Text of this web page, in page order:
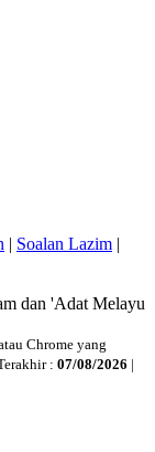
| Soalan Lazim |
dan 'Adat Melayu
Chrome yang
: 07/08/2026 |